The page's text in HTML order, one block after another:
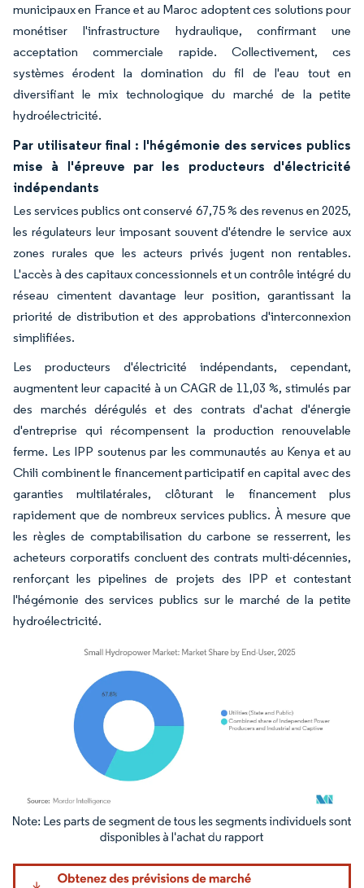
municipaux en France et au Maroc adoptent ces solutions pour
monétiser l'infrastructure hydraulique, confirmant une
acceptation commerciale rapide. Collectivement, ces
systèmes érodent la domination du fil de l'eau tout en
diversifiant le mix technologique du marché de la petite
hydroélectricité.
Par utilisateur final : l'hégémonie des services publics
mise à l'épreuve par les producteurs d'électricité
indépendants
Les services publics ont conservé 67,75 % des revenus en 2025,
les régulateurs leur imposant souvent d'étendre le service aux
zones rurales que les acteurs privés jugent non rentables.
L'accès à des capitaux concessionnels et un contrôle intégré du
réseau cimentent davantage leur position, garantissant la
priorité de distribution et des approbations d'interconnexion
simplifiées.
Les producteurs d'électricité indépendants, cependant,
augmentent leur capacité à un CAGR de 11,03 %, stimulés par
des marchés dérégulés et des contrats d'achat d'énergie
d'entreprise qui récompensent la production renouvelable
ferme. Les IPP soutenus par les communautés au Kenya et au
Chili combinent le financement participatif en capital avec des
garanties multilatérales, clôturant le financement plus
rapidement que de nombreux services publics. À mesure que
les règles de comptabilisation du carbone se resserrent, les
acheteurs corporatifs concluent des contrats multi-décennies,
renforçant les pipelines de projets des IPP et contestant
l'hégémonie des services publics sur le marché de la petite
hydroélectricité.
Image © Mordor Intelligence. La réutilisation nécessite une attribution sous CC BY